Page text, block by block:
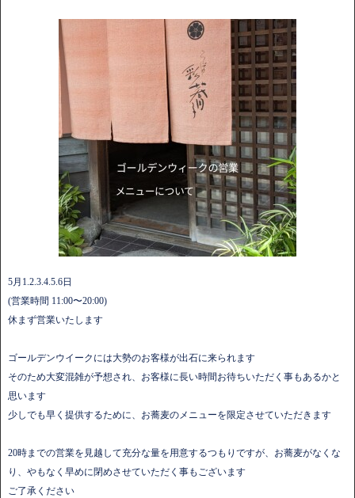
5月1.2.3.4.5.6日
(営業時間 11:00〜20:00)
休まず営業いたします
ゴールデンウイークには大勢のお客様が出石に来られます
そのため大変混雑が予想され、お客様に長い時間お待ちいただく事もあるかと
思います
少しでも早く提供するために、お蕎麦のメニューを限定させていただきます
20時までの営業を見越して充分な量を用意するつもりですが、お蕎麦がなくな
り、やもなく早めに閉めさせていただく事もございます
ご了承ください